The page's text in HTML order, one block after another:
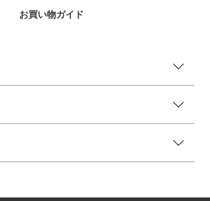
お買い物ガイド